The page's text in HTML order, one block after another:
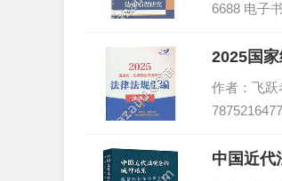
6688 电子
2025国
PDF
作者：飞跃
中国近代